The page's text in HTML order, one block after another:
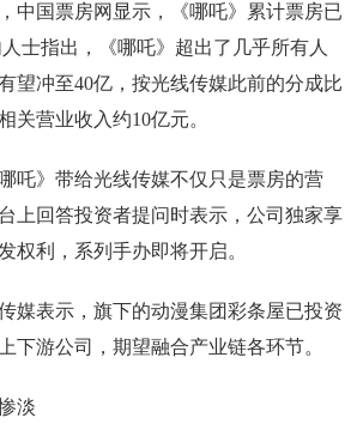
中国票房网显示，《哪吒》累计票房已
士指出，《哪吒》超出了几乎所有人
望冲至40亿，按光线传媒此前的分成比
关营业收入约10亿元。
吒》带给光线传媒不仅只是票房的营
上回答投资者提问时表示，公司独家享
权利，系列手办即将开启。
媒表示，旗下的动漫集团彩条屋已投资
下游公司，期望融合产业链各环节。
淡